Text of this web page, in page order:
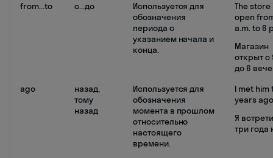
from...to
с...до
Используется для
обозначения
периода с
указанием начала и
конца.
The store
open
a.m. to 6
Магазин
открыт с
до 6
ago
назад,
тому
назад
Используется для
обозначения
момента в прошлом
относительно
настоящего
времени.
I met him
years
Я
три года